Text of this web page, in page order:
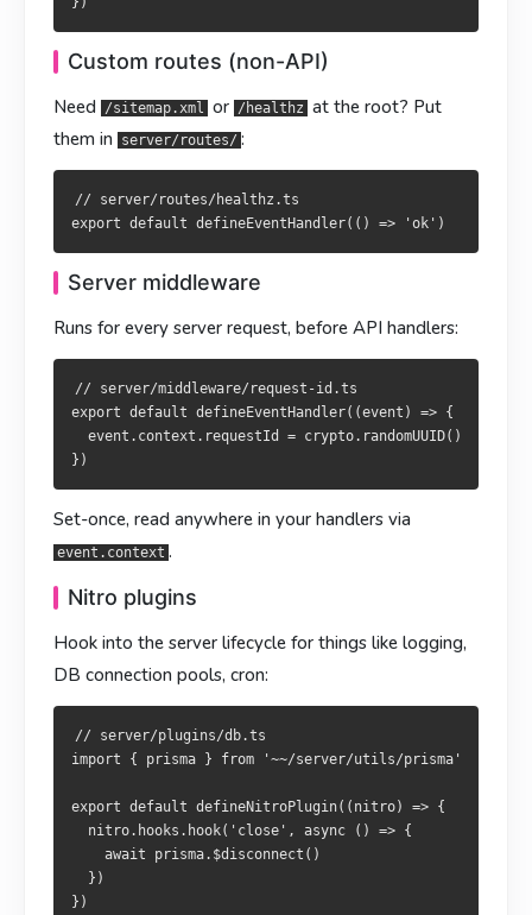
// server/routes/healthz.ts
在所有 API handler 之前，每个服务端请求都会跑：
// server/middleware/request-id.ts
export default defineEventHandler((event) => {
  event.context.requestId = crypto.randomUUID()
通过 event.context 往下游传值最方便。
挂到服务端生命周期上做日志、数据库连接池、定时任务等：
// server/plugins/db.ts
export default defineNitroPlugin((nitro) => {
    await prisma.$disconnect()
h3 常用工具
Nuxt / Nitro 内置的这些工具又快又兼容 Edge：
export default defineEventHandler(async (event) => {
  const body = await readBody(event)           // 解析 body
const query = getQuery(event)                // 解析
const headers = getRequestHeaders(event)     // 读取
  setResponseStatus(event, 201)                // 设置状态码
於所有 API handler 之前，每個伺服器請求皆會執行：
// server/middleware/request-id.ts
export default defineEventHandler((event) => {
  event.context.requestId = crypto.randomUUID()
透過 event.context 向下游傳遞資料最方便。
Nitro 外掛
掛在伺服器生命週期上處理日誌、資料庫連線池、排程等：
// server/plugins/db.ts
export default defineNitroPlugin((nitro) => {
  nitro.hooks.hook('close', async () => {
    await prisma.$disconnect()
h3 常用工具
export default defineEventHandler(async (event) => {
  const body = await readBody(event)           // 解析 body
const query = getQuery(event)                // 解析
Custom routes (non-API)
Need /sitemap.xml or /healthz at the root? Put
them in
server/routes/ :
// server/routes/healthz.ts
Server middleware
Runs for every server request, before API handlers:
// server/middleware/request-id.ts
export default defineEventHandler((event) => {
  event.context.requestId = crypto.randomUUID()
Set-once, read anywhere in your handlers via
event.context .
Nitro plugins
Hook into the server lifecycle for things like logging,
DB connection pools, cron:
// server/plugins/db.ts
import { prisma } from '~~/server/utils/prisma'
export default defineNitroPlugin((nitro) => {
  nitro.hooks.hook('close', async () => {
    await prisma.$disconnect()
  })